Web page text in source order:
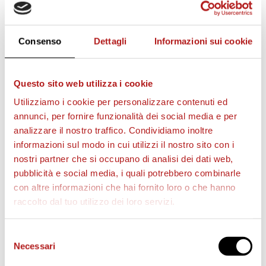
Consenso Dettagli Informazioni sui cookie
Questo sito web utilizza i cookie
Utilizziamo i cookie per personalizzare contenuti ed
annunci, per fornire funzionalità dei social media e per
analizzare il nostro traffico. Condividiamo inoltre
informazioni sul modo in cui utilizzi il nostro sito con i
nostri partner che si occupano di analisi dei dati web,
pubblicità e social media, i quali potrebbero combinarle
con altre informazioni che hai fornito loro o che hanno
raccolto dal tuo utilizzo dei loro servizi.
delNecessari
Iltabellino del match:
COSENZA – CITTADELLA 1 – 2
Marcatori:5′ st Stanco, 29’ st Vita, 45’ st Asencio
COSENZA : Perina; Capela, Schavi, Legittimo; Baez
Carretta.